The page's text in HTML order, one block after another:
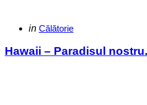
Categories
Posted
in Călătorie
Hawaii – Paradisul nostru.